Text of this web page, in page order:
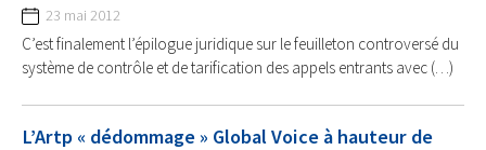
23 mai 2012
C’est finalement l’épilogue juridique sur le feuilleton controversé du
système de contrôle et de tarification des appels entrants avec (…)
L’Artp « dédommage » Global Voice à hauteur de